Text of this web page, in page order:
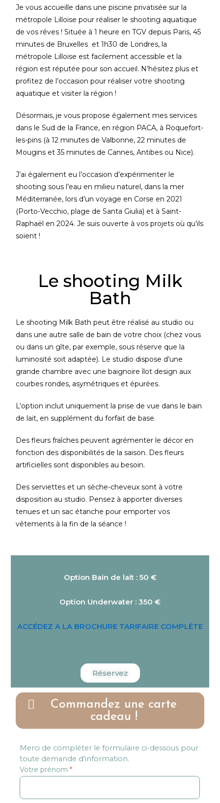
Je vous accueille dans une piscine privatisée sur la
métropole Lilloise pour réaliser le shooting aquatique
de vos rêves ! Située à 1 heure en TGV depuis Paris, 45
minutes de Bruxelles et 1h30 de Londres, la
métropole Lilloise est facilement accessible et la
région est réputée pour son accueil. N’hésitez plus et
profitez de l’occasion pour réaliser votre shooting
aquatique et visiter la région !
Désormais, je vous propose également mes services
dans le Sud de la France, en région PACA, à Roquefort-
les-pins (à 12 minutes de Valbonne, 22 minutes de
Mougins et 35 minutes de Cannes, Antibes ou Nice).
J’ai également eu l’occasion d’expérimenter le
shooting sous l’eau en milieu naturel, dans la mer
Méditerranée, lors d’un voyage en Corse en 2021
(Porto-Vecchio, plage de Santa Giulia) et à Saint-
Raphaël en 2024. Je suis ouverte à vos projets où qu’ils
soient !
Le shooting Milk
Bath
Le shooting Milk Bath peut être réalisé au studio ou
dans une autre salle de bain de votre choix (chez vous
ou dans un gîte, par exemple, sous réserve que la
luminosité soit adaptée). Le studio dispose d’une
grande chambre avec une baignoire îlot design aux
courbes rondes, asymétriques et épurées.
L’option inclut uniquement la prise de vue dans le bain
de lait, en supplément du forfait de base.
Des fleurs fraîches peuvent agrémenter le décor en
fonction des disponibilités de la saison. Des fleurs
artificielles sont disponibles au besoin.
Des serviettes et un sèche-cheveux sont à votre
disposition au studio. Pensez à apporter diverses
tenues et un sac étanche pour emporter vos
vêtements à la fin de la séance !
Option Bain de lait : 50 €
Option Underwater : 350 €
ACCÉDEZ A LA BROCHURE TARIFAIRE COMPLÈTE
Réservez
Commandez une carte
cadeau !